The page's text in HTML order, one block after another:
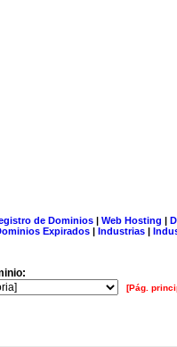
de Dominios| Web Hosting |
Expirados | Industrias |
[Pág.